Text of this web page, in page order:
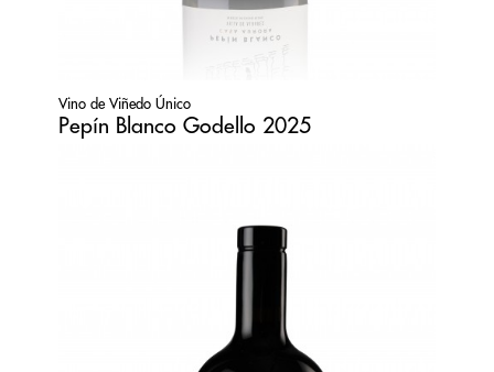
Vino de Viñedo Único
Pepín Blanco Godello 2025